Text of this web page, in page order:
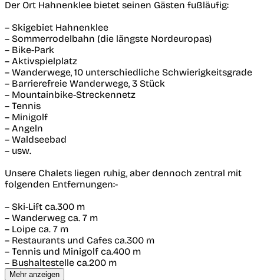
Der Ort Hahnenklee bietet seinen Gästen fußläufig:
– Skigebiet Hahnenklee
– Sommerrodelbahn (die längste Nordeuropas)
– Bike-Park
– Aktivspielplatz
– Wanderwege, 10 unterschiedliche Schwierigkeitsgrade
– Barrierefreie Wanderwege, 3 Stück
– Mountainbike-Streckennetz
– Tennis
– Minigolf
– Angeln
– Waldseebad
– usw.
Unsere Chalets liegen ruhig, aber dennoch zentral mit
folgenden Entfernungen:-
– Ski-Lift ca.300 m
– Wanderweg ca. 7 m
– Loipe ca. 7 m
– Restaurants und Cafes ca.300 m
– Tennis und Minigolf ca.400 m
– Bushaltestelle ca.200 m
Mehr anzeigen